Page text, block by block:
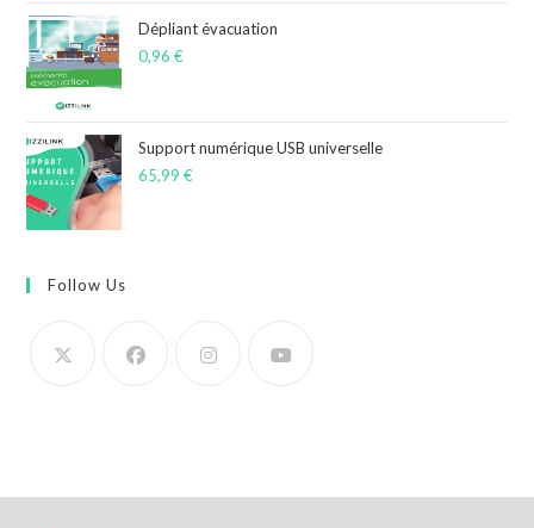
Dépliant évacuation
0,96€
Support numérique USB universelle
65,99€
Follow Us